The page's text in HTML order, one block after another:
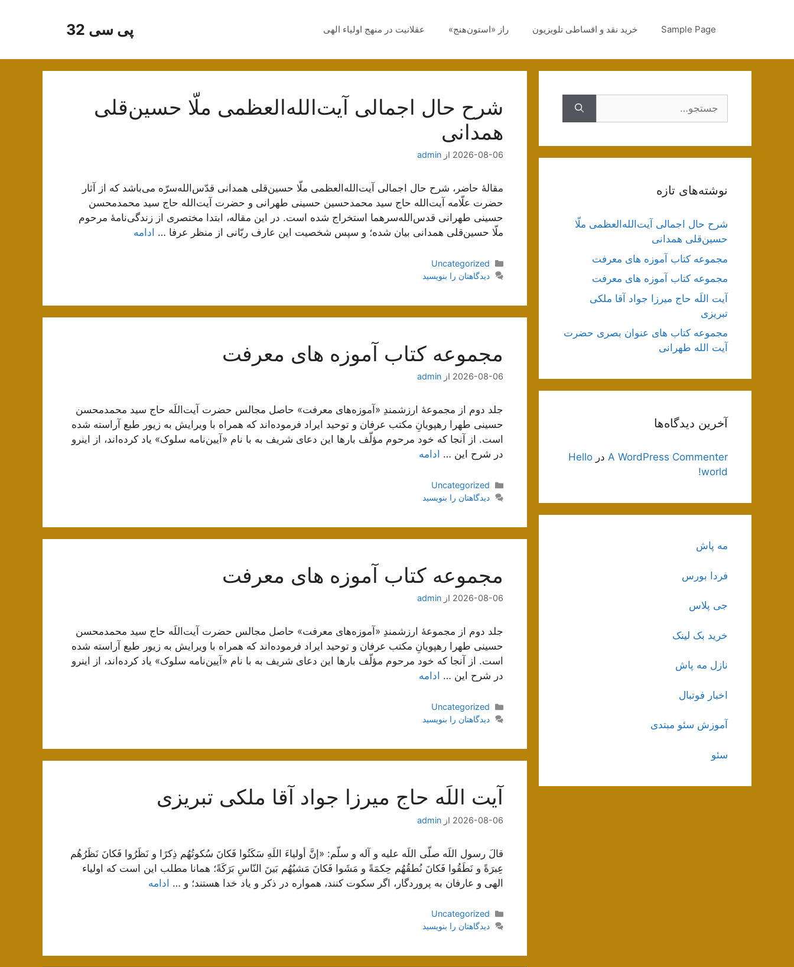
پی سی 32 Sample Page خرید نقد و اقساطی تلویزیون راز «استون‌هنج» عقلانیت در منهج اولیاء الهی
شرح حال اجمالی آیت‌الله‌العظمی ملّا حسین‌قلی
همدانی
2026-08-06 از admin
مقالۀ حاضر، شرح حال اجمالی آیت‌الله‌العظمی ملّا حسین‌قلی همدانی قدّس‌الله‌سرّه می‌باشد که از آثار
حضرت علّامه آیت‌الله حاج سید محمدحسین حسینی طهرانی و حضرت آیت‌الله حاج سید محمدمحسن
حسینی طهرانی قدس‌الله‌سرهما استخراج شده است. در این مقاله، ابتدا مختصری از زندگی‌نامۀ مرحوم
ملّا حسین‌قلی همدانی بیان شده؛ و سپس شخصیت این عارف ربّانی از منظر عرفا … ادامه
دسته‌ها
Uncategorized
دیدگاهتان را بنویسید
مجموعه کتاب آموزه های معرفت
2026-08-06 از admin
جلد دوم از مجموعۀ ارزشمندِ «آموزه‌های معرفت» حاصل مجالس حضرت آیت‌اللَه حاج سید محمدمحسن
حسینی طهرا رهپویانِ مکتب عرفان و توحید ایراد فرموده‌اند که همراه با ویرایش به زیور طبع آراسته شده
است. از آنجا که خود مرحوم مؤلّف بارها این دعای شریف به با نام «آیین‌نامه سلوک» یاد کرده‌اند، از اینرو
در شرح این … ادامه
دسته‌ها
Uncategorized
دیدگاهتان را بنویسید
مجموعه کتاب آموزه های معرفت
2026-08-06 از admin
جلد دوم از مجموعۀ ارزشمندِ «آموزه‌های معرفت» حاصل مجالس حضرت آیت‌اللَه حاج سید محمدمحسن
حسینی طهرا رهپویانِ مکتب عرفان و توحید ایراد فرموده‌اند که همراه با ویرایش به زیور طبع آراسته شده
است. از آنجا که خود مرحوم مؤلّف بارها این دعای شریف به با نام «آیین‌نامه سلوک» یاد کرده‌اند، از اینرو
در شرح این … ادامه
دسته‌ها
Uncategorized
دیدگاهتان را بنویسید
آیت اللَه حاج میرزا جواد آقا ملکی تبریزی
2026-08-06 از admin
قالَ رسول اللَه صلّى اللَه عليه و آله و سلّم: «إنَّ أولياءَ اللَهِ سَكَتُوا فَكانَ سُكوتُهُم ذِكرًا و نَظَرُوا فَكانَ نَظَرُهُم
عِبرَةً و نَطَقُوا فَكانَ نُطقُهُم حِكمَةً و مَشَوا فَكانَ مَشيُهُم بَينَ النّاسِ بَرَكَةً؛ همانا مطلب اين است كه اولياء
الهى و عارفان به پروردگار، اگر سكوت كنند، همواره در ذكر و ياد خدا هستند؛ و … ادامه
دسته‌ها
Uncategorized
دیدگاهتان را بنویسید
نوشته‌های تازه
شرح حال اجمالی آیت‌الله‌العظمی ملّا
حسین‌قلی همدانی
مجموعه کتاب آموزه های معرفت
مجموعه کتاب آموزه های معرفت
آیت اللَه حاج میرزا جواد آقا ملکی
تبریزی
مجموعه کتاب های عنوان بصری حضرت
آیت الله طهرانی
آخرین دیدگاه‌ها
A WordPress Commenter در Hello
world!
مه پاش
فردا بورس
جی پلاس
خرید بک لینک
نازل مه پاش
اخبار فوتبال
آموزش سئو مبتدی
سئو